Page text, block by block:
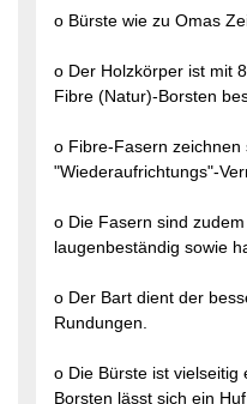
o Bürste wie zu Omas
o Der Holzkörper ist mit
Fibre (Natur)-Borsten
o Fibre-Fasern
"Wiederaufrichtungs"-
o Die Fasern sind
laugenbeständig sowie
o Der Bart dient der
Rundungen.
o Die Bürste ist vielseitig
Borsten lässt sich ein